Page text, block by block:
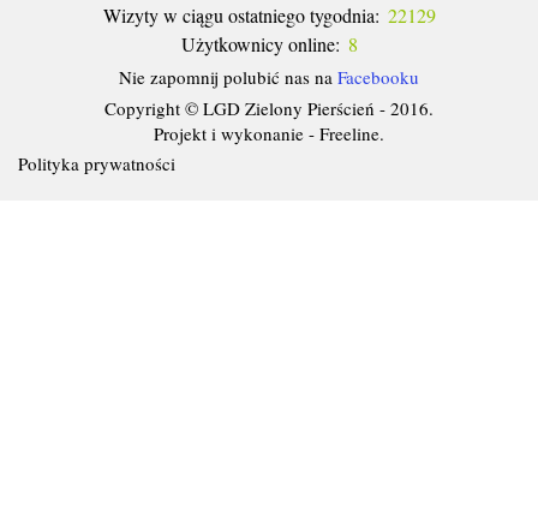
Wizyty w ciągu ostatniego tygodnia: 22129
Użytkownicy online: 8
Nie zapomnij polubić nas na Facebooku
Copyright © LGD Zielony Pierścień - 2016.
Projekt i wykonanie - Freeline.
Polityka prywatności